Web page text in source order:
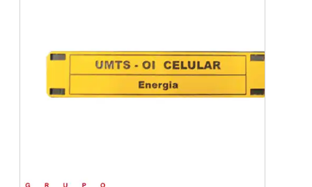
Placas de identificação em alumínio